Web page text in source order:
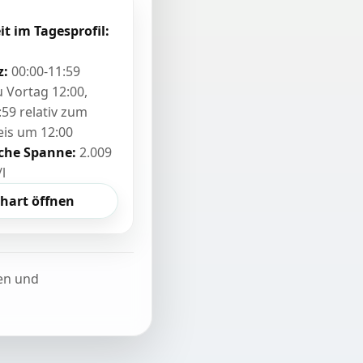
im Tagesprofil:
00:00-11:59
Vortag 12:00,
relativ zum
um 12:00
Spanne: 2.009
öffnen
und